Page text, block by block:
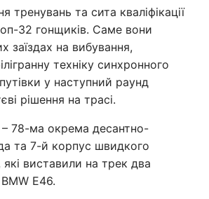
тренувань та сита кваліфікації
32 гонщиків. Саме вони
заїздах на вибування,
техніку синхронного
у наступний раунд
рішення на трасі.
– 78-ма окрема десантно-
та 7-й корпус швидкого
виставили на трек два
E46.